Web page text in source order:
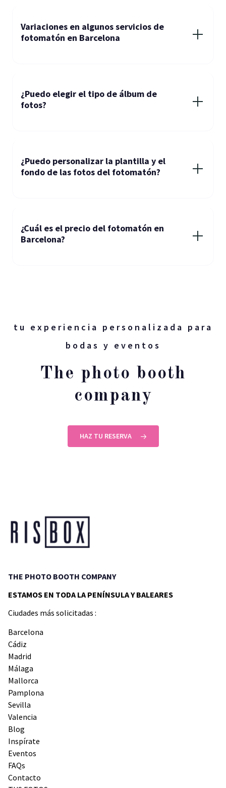
Variaciones en algunos servicios de
fotomatón en Barcelona
¿Puedo elegir el tipo de álbum de
fotos?
¿Puedo personalizar la plantilla y el
fondo de las fotos del fotomatón?
¿Cuál es el precio del fotomatón en
Barcelona?
tu experiencia personalizada para
bodas y eventos
The photo booth
company
HAZ TU RESERVA
THE PHOTO BOOTH COMPANY
ESTAMOS EN TODA LA PENÍNSULA Y BALEARES
Ciudades más solicitadas :
Barcelona
Cádiz
Madrid
Málaga
Mallorca
Pamplona
Sevilla
Valencia
Blog
Inspírate
Eventos
FAQs
Contacto